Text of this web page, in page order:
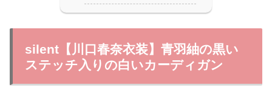
silent【川口春奈衣装】青羽紬の黒い
ステッチ入りの白いカーディガン